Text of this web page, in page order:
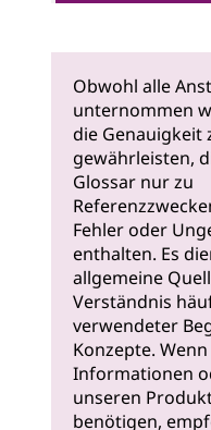
Obwohl alle
unternommen
die Genauigkeit
gewährleisten,
Glossar nur zu
Fehler oder
enthalten. Es
allgemeine
Verständnis
verwendeter
Konzepte.
Informationen
unseren
benötigen,